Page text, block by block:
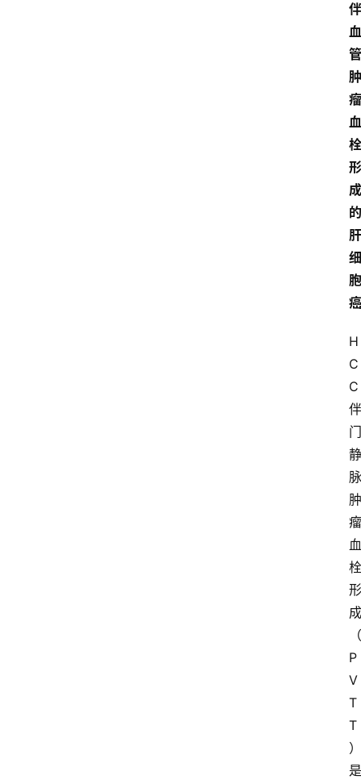
伴
血
管
肿
瘤
血
栓
形
成
的
肝
细
胞
癌
H
C
C
伴
门
静
脉
肿
瘤
血
栓
形
成
（
P
V
T
T
）
是